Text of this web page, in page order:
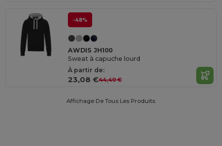
-48%
AWDIS JH100
Sweat à capuche lourd
À partir de:
23,08 €44,40 €
Affichage De Tous Les Produits.